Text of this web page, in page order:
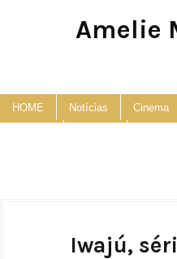
Amelie
HOME Notícias Cinema
Iwajú,